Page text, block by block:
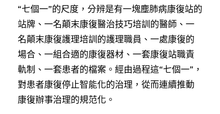
“七個一”的尺度，分辨是有一塊塵肺病康復站的
站牌、一名顛末康復醫治技巧培訓的醫師、一
名顛末康復護理培訓的護理職員、一處康復的
場合、一組合適的康復器材、一套康復站職責
軌制、一套患者的檔案。經由過程這“七個一”，
對患者康復停止智能化的治理，從而連續推動
康復辦事治理的規范化。